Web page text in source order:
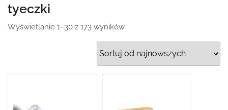
tyeczki
Wyświetlanie 1–30 z 173 wynikówPosortowane
według
najnowszych